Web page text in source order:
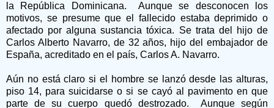
la República Dominicana. Aunque se desconocen los
motivos, se presume que el fallecido estaba deprimido o
afectado por alguna sustancia tóxica. Se trata del hijo de
Carlos Alberto Navarro, de 32 años, hijo del embajador de
España, acreditado en el país, Carlos A. Navarro.
Aún no está claro si el hombre se lanzó desde las alturas,
piso 14, para suicidarse o si se cayó al pavimento en que
parte de su cuerpo quedó destrozado. Aunque según